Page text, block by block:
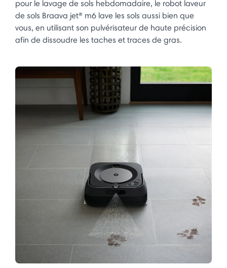
pour le lavage de sols hebdomadaire, le robot laveur
de sols Braava jet® m6 lave les sols aussi bien que
vous, en utilisant son pulvérisateur de haute précision
afin de dissoudre les taches et traces de gras.